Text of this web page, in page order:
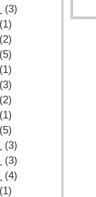
(3)
(1)
(2)
(5)
(1)
(3)
(2)
(1)
(5)
(3)
(3)
(4)
(1)